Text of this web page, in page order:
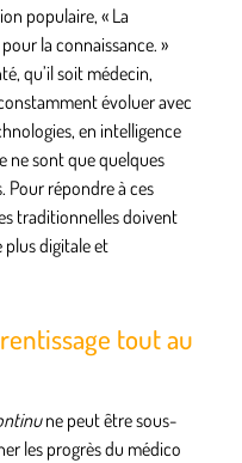
populaire, « La
la connaissance. »
, qu’il soit médecin,
évoluer avec
en intelligence
ne sont que quelques
Pour répondre à ces
traditionnelles doivent
digitale et
tout au
ne peut être sous-
les progrès du médico